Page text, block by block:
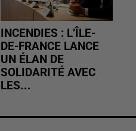
INCENDIES : L’ÎLE-
DE-FRANCE LANCE
UN ÉLAN DE
SOLIDARITÉ AVEC
LES...